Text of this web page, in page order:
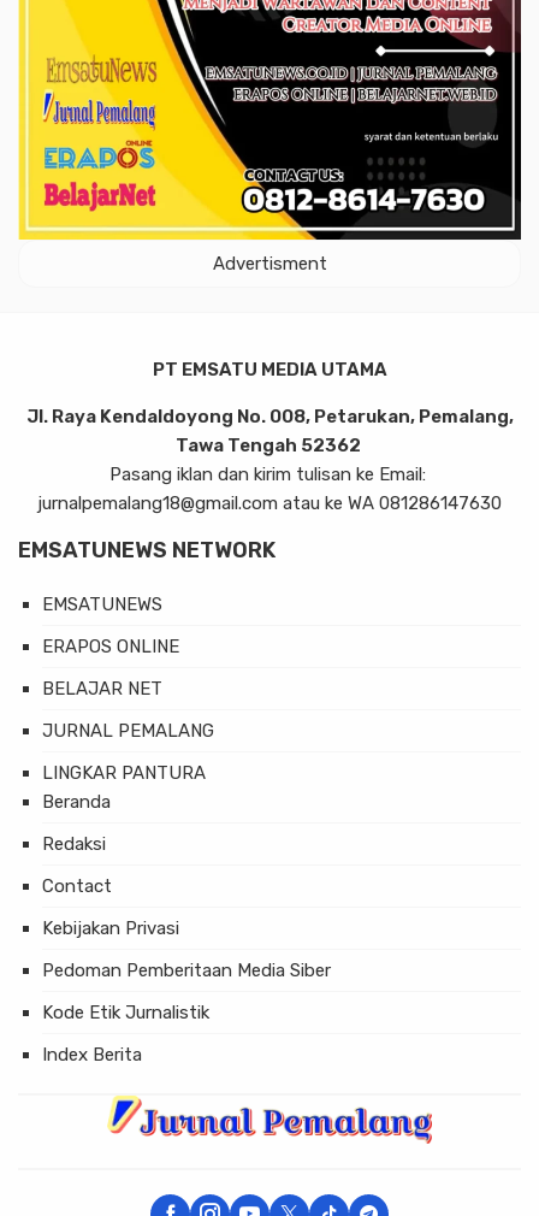
Advertisment
PT EMSATU MEDIA UTAMA
Jl. Raya Kendaldoyong No. 008, Petarukan, Pemalang,
Tawa Tengah 52362
Pasang iklan dan kirim tulisan ke Email:
jurnalpemalang18@gmail.com atau ke WA 081286147630
EMSATUNEWS NETWORK
EMSATUNEWS
ERAPOS ONLINE
BELAJAR NET
JURNAL PEMALANG
LINGKAR PANTURA
Beranda
Redaksi
Contact
Kebijakan Privasi
Pedoman Pemberitaan Media Siber
Kode Etik Jurnalistik
Index Berita